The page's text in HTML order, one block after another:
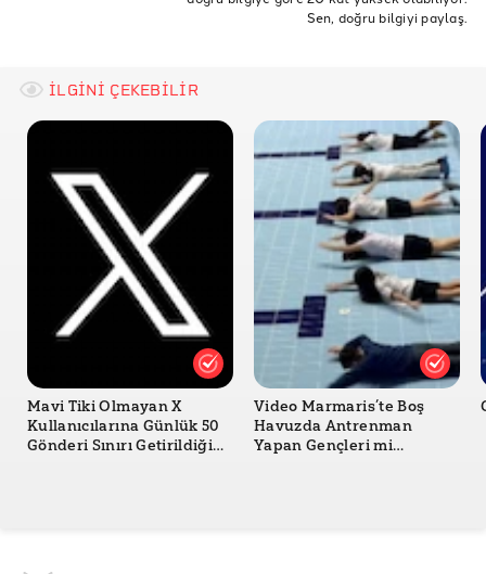
Sen, doğru bilgiyi paylaş.
İLGİNİ ÇEKEBİLİR
Mavi Tiki Olmayan X
Kullanıcılarına Günlük 50
Gönderi Sınırı Getirildiği
Video Marmaris’te Boş
Havuzda Antrenman
Yapan Gençleri mi